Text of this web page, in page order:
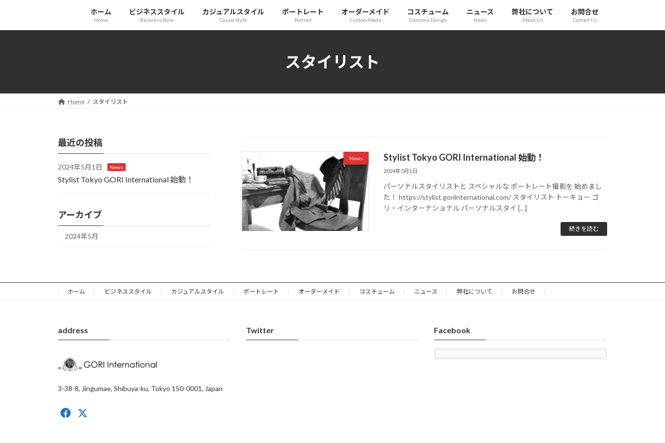
テ
ゲ
ホーム
Home
ビジネススタイル
Business Style
カジュアルスタイル
Casual Style
ポートレート
Portrait
オーダーメイド
Custom Made
コスチューム
Costume Design
ニュース
News
弊社について
About Us
お問合せ
Contact Us
スタイリスト
Home スタイリスト
News Stylist Tokyo GORI International 始動！
2024年5月1日
パーソナルスタイリストと スペシャルな ポートレート撮影を 始めまし
た！ https://stylist.goriinternational.com/ スタイリスト トーキョー ゴ
リ・インターナショナル パーソナルスタイ […]
続きを読む
最近の投稿
2024年5月1日 News
Stylist Tokyo GORI International 始動！
アーカイブ
2024年5月
ホーム ビジネススタイル カジュアルスタイル ポートレート オーダーメイド コスチューム ニュース 弊社について お問合せ
address
3-38-8, Jingumae, Shibuya-ku, Tokyo 150-0001, Japan
Twitter Facebook